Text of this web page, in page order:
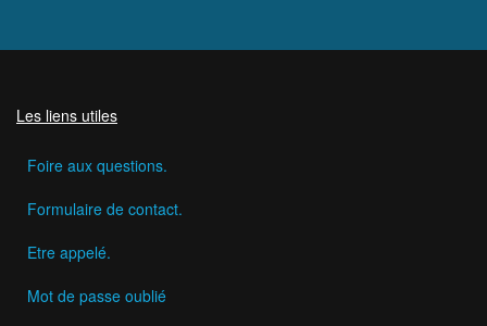
Les liens utiles
Foire aux questions.
Formulaire de contact.
Etre appelé.
Mot de passe oublié